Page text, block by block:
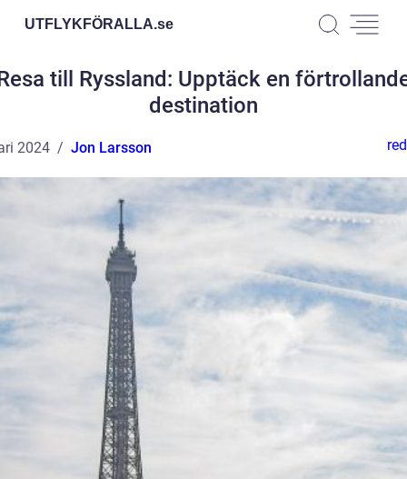
UTFLYKFÖRALLA.se
till Ryssland: Upptäck en
destination
2024 Jon Larsson